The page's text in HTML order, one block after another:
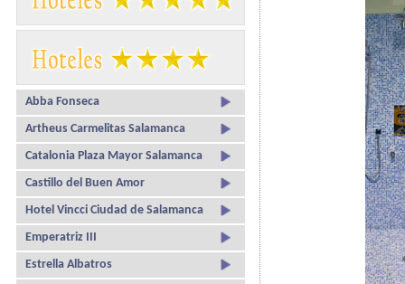
Abba Fonseca
Artheus Carmelitas Salamanca
Catalonia Plaza Mayor Salamanca
Castillo del Buen Amor
Hotel Vincci Ciudad de Salamanca
Emperatriz III
Estrella Albatros